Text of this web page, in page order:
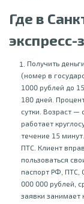
Где в
экспресс-
Получить
(номер в
1000 рублей до
180 дней.
сутки. Возраст
работает
течение 15
ПТС. Клиент
пользоваться
паспорт РФ, ПТС,
000 000 рублей,
заявки занимает